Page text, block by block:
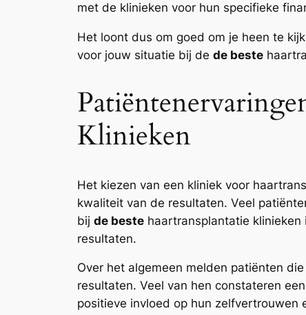
met de klinieken voor hun specifieke
Het loont dus om goed om je heen te
voor jouw situatie bij de de beste
Klinieken
Het kiezen van een kliniek voor
kwaliteit van de resultaten. Veel
bij de beste haartransplantatie
resultaten.
Over het algemeen melden patiënten
resultaten. Veel van hen constateren
positieve invloed op hun zelfvertrouwen